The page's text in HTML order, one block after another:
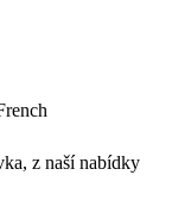
z naší nabídky